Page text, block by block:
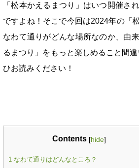
「松本かえるまつり」はいつ開催さ
ですよね！そこで今回は2024年の「
なわて通りがどんな場所なのか、由
るまつり」をもっと楽しめること間
ひお読みください！
Contents [hide]
1 なわて通りはどんなところ？